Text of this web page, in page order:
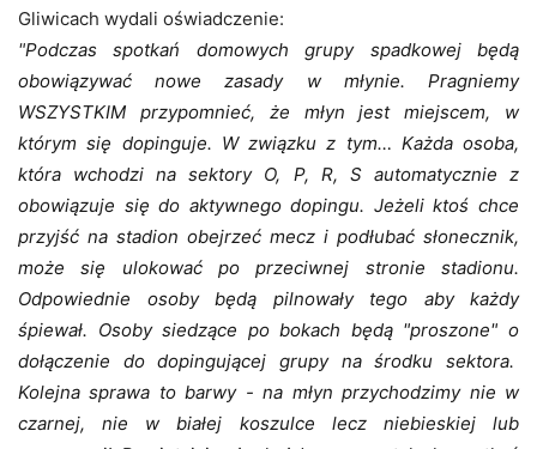
Gliwicach wydali oświadczenie:
"Podczas spotkań domowych grupy spadkowej będą
obowiązywać nowe zasady w młynie. Pragniemy
WSZYSTKIM przypomnieć, że młyn jest miejscem, w
którym się dopinguje. W związku z tym… Każda osoba,
która wchodzi na sektory O, P, R, S automatycznie z
obowiązuje się do aktywnego dopingu. Jeżeli ktoś chce
przyjść na stadion obejrzeć mecz i podłubać słonecznik,
może się ulokować po przeciwnej stronie stadionu.
Odpowiednie osoby będą pilnowały tego aby każdy
śpiewał. Osoby siedzące po bokach będą "proszone" o
dołączenie do dopingującej grupy na środku sektora.
Kolejna sprawa to barwy - na młyn przychodzimy nie w
czarnej, nie w białej koszulce lecz niebieskiej lub